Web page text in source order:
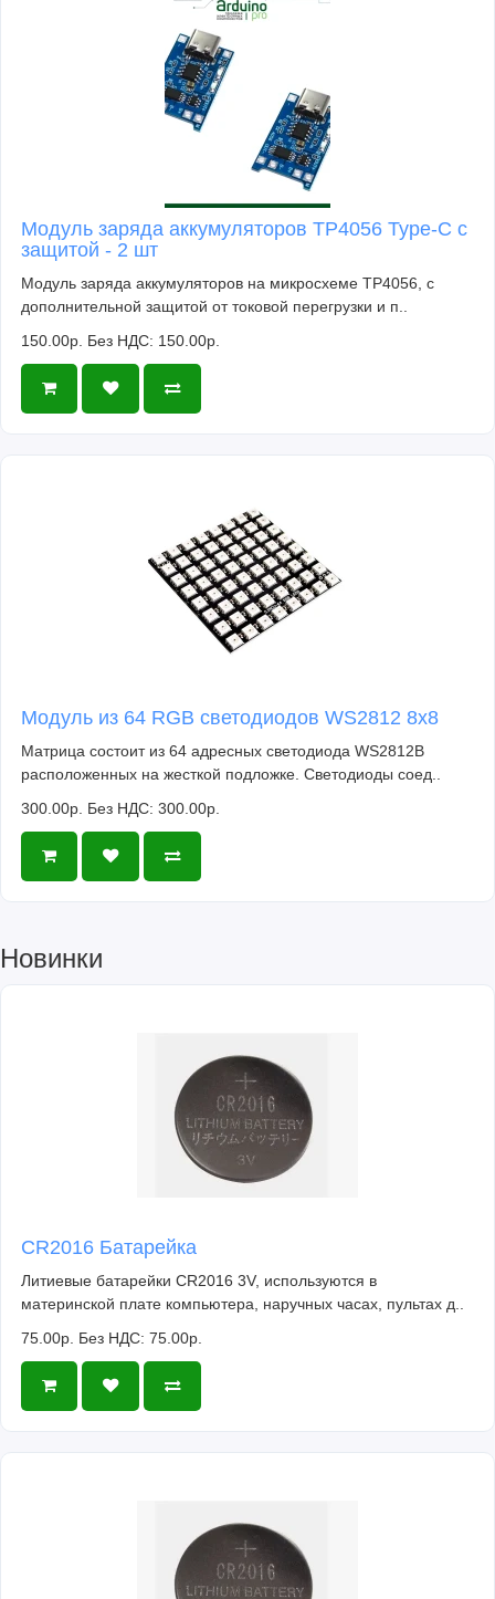
Модуль заряда аккумуляторов TP4056 Type-C с
защитой - 2 шт
Модуль заряда аккумуляторов на микросхеме TP4056, с
дополнительной защитой от токовой перегрузки и п..
150.00р. Без НДС: 150.00р.
Модуль из 64 RGB светодиодов WS2812 8x8
Матрица состоит из 64 адресных светодиода WS2812B
расположенных на жесткой подложке. Светодиоды соед..
300.00р. Без НДС: 300.00р.
Новинки
CR2016 Батарейка
Литиевые батарейки CR2016 3V, используются в
материнской плате компьютера, наручных часах, пультах д..
75.00р. Без НДС: 75.00р.